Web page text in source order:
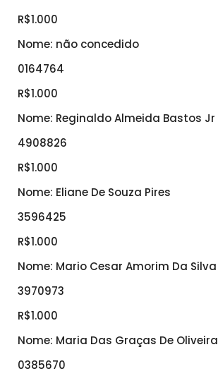
R$1.000
Nome: não concedido
0164764
R$1.000
Nome: Reginaldo Almeida Bastos Jr
4908826
R$1.000
Nome: Eliane De Souza Pires
3596425
R$1.000
Nome: Mario Cesar Amorim Da Silva
3970973
R$1.000
Nome: Maria Das Graças De Oliveira
0385670